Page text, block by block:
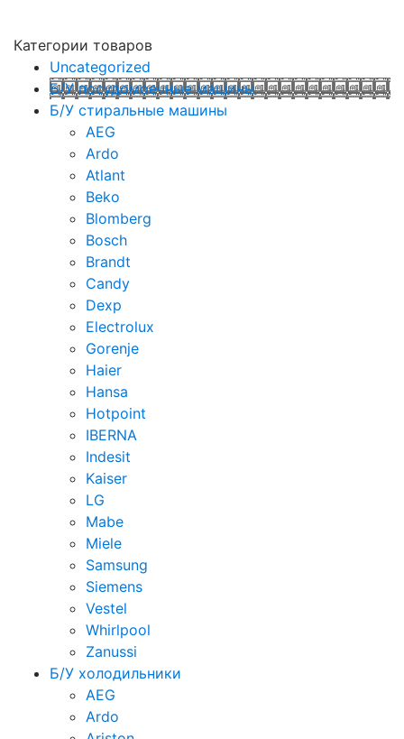
Категории товаров
Uncategorized
Б/У посудомоечные машины
Б/У стиральные машины
AEG
Ardo
Atlant
Beko
Blomberg
Bosch
Brandt
Candy
Dexp
Electrolux
Gorenje
Haier
Hansa
Hotpoint
IBERNA
Indesit
Kaiser
LG
Mabe
Miele
Samsung
Siemens
Vestel
Whirlpool
Zanussi
Б/У холодильники
AEG
Ardo